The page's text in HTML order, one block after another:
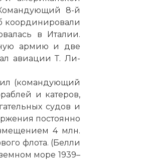
8-й
координировали
в Италии.
армию и две
авиации Т. Ли-
(командующий
и катеров,
судов и
постоянно
4 млн.
флота. (Белли
море 1939–